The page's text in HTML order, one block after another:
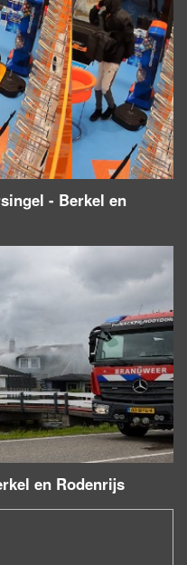
- Berkel en
en Rodenrijs